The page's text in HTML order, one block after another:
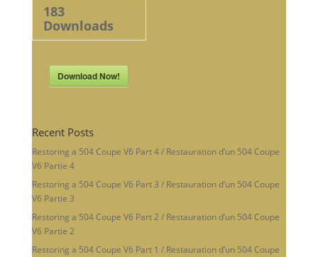
183
Downloads
Download Now!
Recent Posts
Restoring a 504 Coupe V6 Part 4 / Restauration d’un 504 Coupe
V6 Partie 4
Restoring a 504 Coupe V6 Part 3 / Restauration d’un 504 Coupe
V6 Partie 3
Restoring a 504 Coupe V6 Part 2 / Restauration d’un 504 Coupe
V6 Partie 2
Restoring a 504 Coupe V6 Part 1 / Restauration d’un 504 Coupe